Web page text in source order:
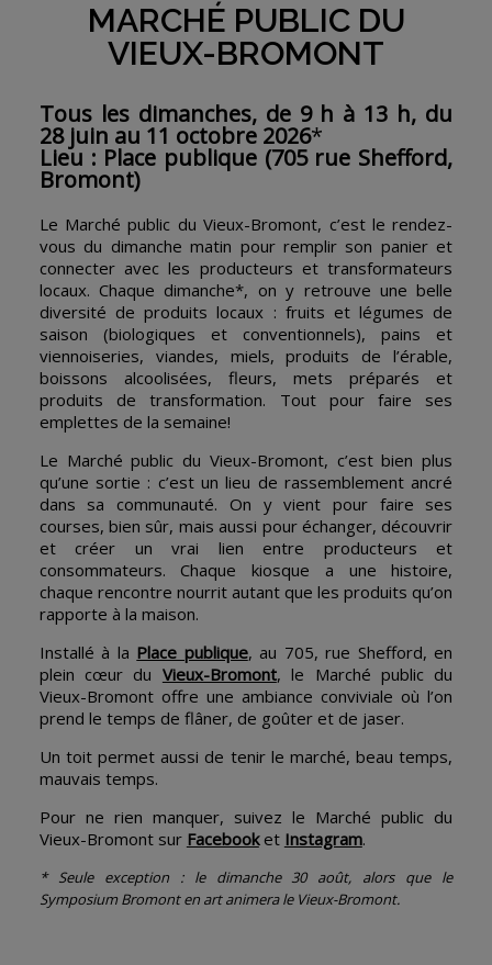
MARCHÉ PUBLIC DU
VIEUX-BROMONT
Tous les dimanches, de 9 h à 13 h, du
28 juin au 11 octobre 2026*
Lieu : Place publique (705 rue Shefford,
Bromont)
Le Marché public du Vieux-Bromont, c’est le rendez-
vous du dimanche matin pour remplir son panier et
connecter avec les producteurs et transformateurs
locaux. Chaque dimanche*, on y retrouve une belle
diversité de produits locaux : fruits et légumes de
saison (biologiques et conventionnels), pains et
viennoiseries, viandes, miels, produits de l’érable,
boissons alcoolisées, fleurs, mets préparés et
produits de transformation. Tout pour faire ses
emplettes de la semaine!
Le Marché public du Vieux-Bromont, c’est bien plus
qu’une sortie : c’est un lieu de rassemblement ancré
dans sa communauté. On y vient pour faire ses
courses, bien sûr, mais aussi pour échanger, découvrir
et créer un vrai lien entre producteurs et
consommateurs. Chaque kiosque a une histoire,
chaque rencontre nourrit autant que les produits qu’on
rapporte à la maison.
Installé à la Place publique, au 705, rue Shefford, en
plein cœur du Vieux-Bromont, le Marché public du
Vieux-Bromont offre une ambiance conviviale où l’on
prend le temps de flâner, de goûter et de jaser.
Un toit permet aussi de tenir le marché, beau temps,
mauvais temps.
Pour ne rien manquer, suivez le Marché public du
Vieux-Bromont sur Facebook et Instagram.
* Seule exception : le dimanche 30 août, alors que le
Symposium Bromont en art animera le Vieux-Bromont.